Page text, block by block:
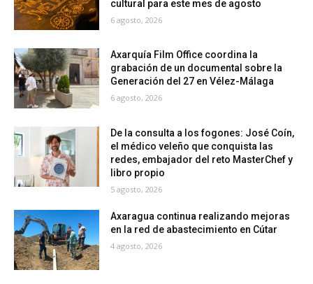
cultural para este mes de agosto
6 agosto, 2026
Axarquía Film Office coordina la
grabación de un documental sobre la
Generación del 27 en Vélez-Málaga
6 agosto, 2026
De la consulta a los fogones: José Coín,
el médico veleño que conquista las
redes, embajador del reto MasterChef y
libro propio
5 agosto, 2026
Axaragua continua realizando mejoras
en la red de abastecimiento en Cútar
4 agosto, 2026